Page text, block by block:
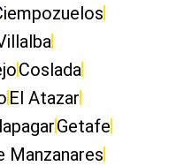
Coslada
El Atazar
Getafe
Manzanares